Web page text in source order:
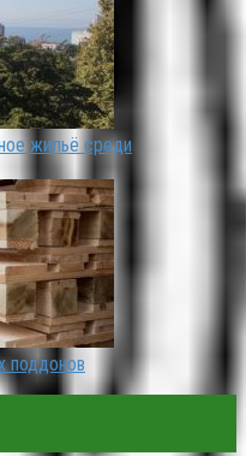
жильё среди
поддонов